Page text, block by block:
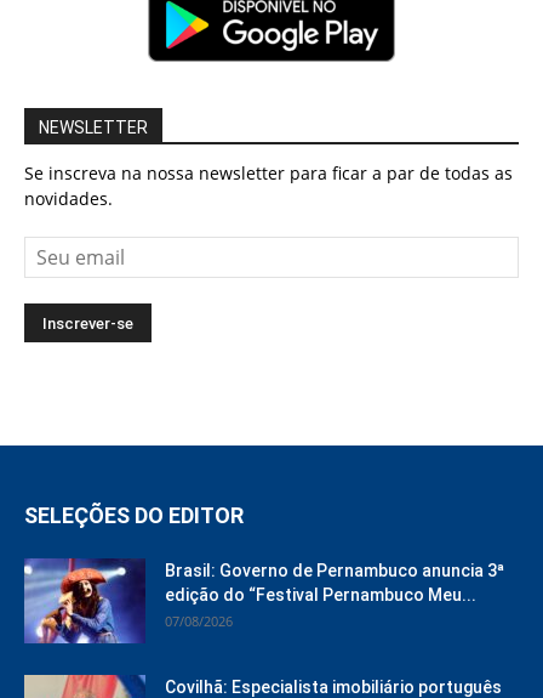
NEWSLETTER
Se inscreva na nossa newsletter para ficar a par de todas as
novidades.
SELEÇÕES DO EDITOR
Brasil: Governo de Pernambuco anuncia 3ª
edição do “Festival Pernambuco Meu...
07/08/2026
Covilhã: Especialista imobiliário português